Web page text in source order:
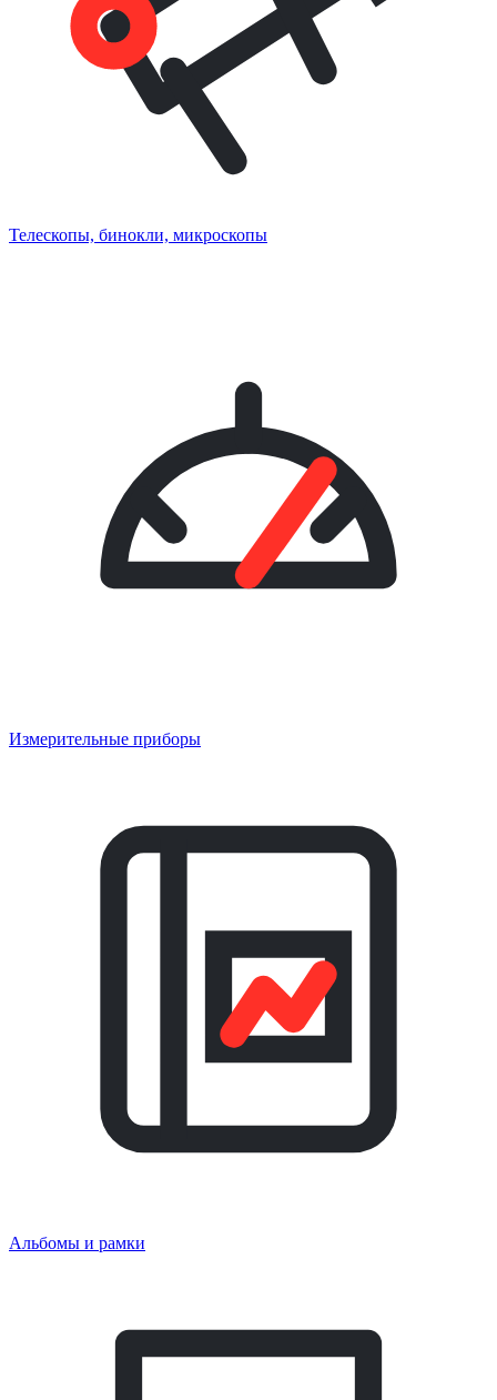
Телескопы, бинокли, микроскопы
Измерительные приборы
Альбомы и рамки